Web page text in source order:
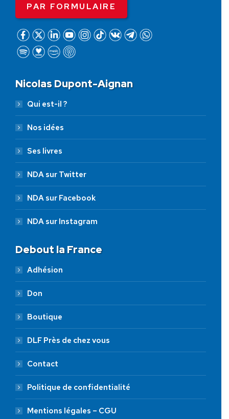
PAR FORMULAIRE
Nicolas Dupont-Aignan
Qui est-il ?
Nos idées
Ses livres
NDA sur Twitter
NDA sur Facebook
NDA sur Instagram
Debout la France
Adhésion
Don
Boutique
DLF Près de chez vous
Contact
Politique de confidentialité
Mentions légales – CGU